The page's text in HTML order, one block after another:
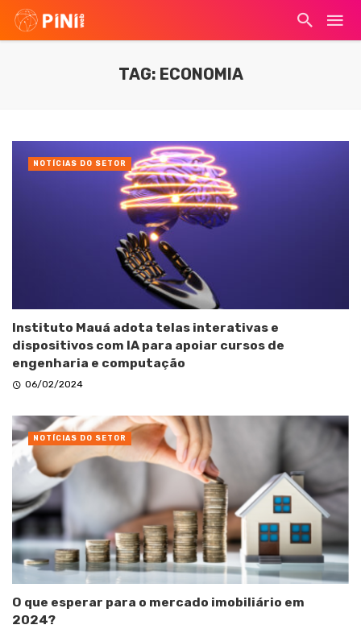
TAG: ECONOMIA
Instituto Mauá adota telas interativas e
dispositivos com IA para apoiar cursos de
engenharia e computação
06/02/2024
NOTÍCIAS DO SETOR
O que esperar para o mercado imobiliário em
2024?
NOTÍCIAS DO SETOR